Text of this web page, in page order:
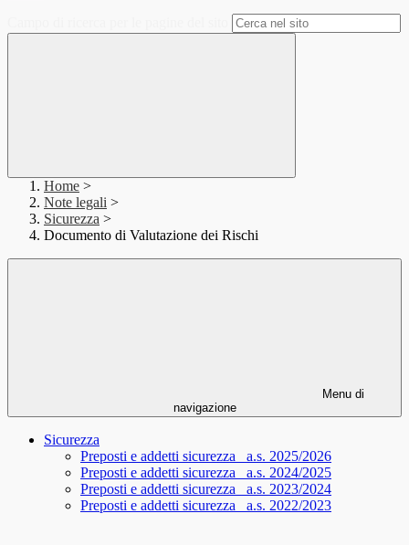
Home >
Note legali >
Sicurezza >
Documento di Valutazione dei Rischi
Menu di
navigazione
Sicurezza
Preposti e addetti sicurezza_ a.s. 2025/2026
Preposti e addetti sicurezza_ a.s. 2024/2025
Preposti e addetti sicurezza_ a.s. 2023/2024
Preposti e addetti sicurezza_ a.s. 2022/2023